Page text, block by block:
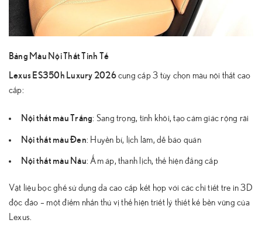
Bảng Màu Nội Thất Tinh Tế
Lexus ES350h Luxury 2026cung cấp 3 tùy chọn màu nội thất cao
cấp:
Nội thất màu Trắng: Sang trọng, tinh khôi, tạo cảm giác rộng rãi
Nội thất màu Đen: Huyền bí, lịch lãm, dễ bảo quản
Nội thất màu Nâu: Ấm áp, thanh lịch, thể hiện đẳng cấp
Vật liệu bọc ghế sử dụng da cao cấp kết hợp với các chi tiết tre in 3D
độc đáo – một điểm nhấn thú vị thể hiện triết lý thiết kế bền vững của
Lexus.